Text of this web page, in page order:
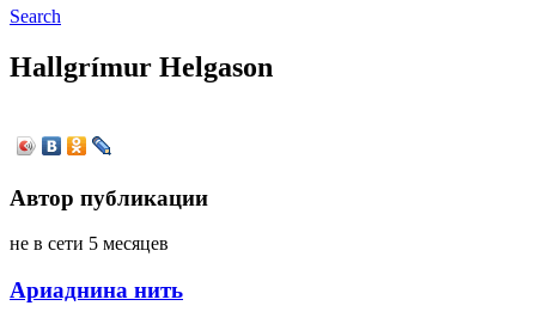
Search
Hallgrímur Helgason
Автор публикации
не в сети 5 месяцев
Ариаднина нить